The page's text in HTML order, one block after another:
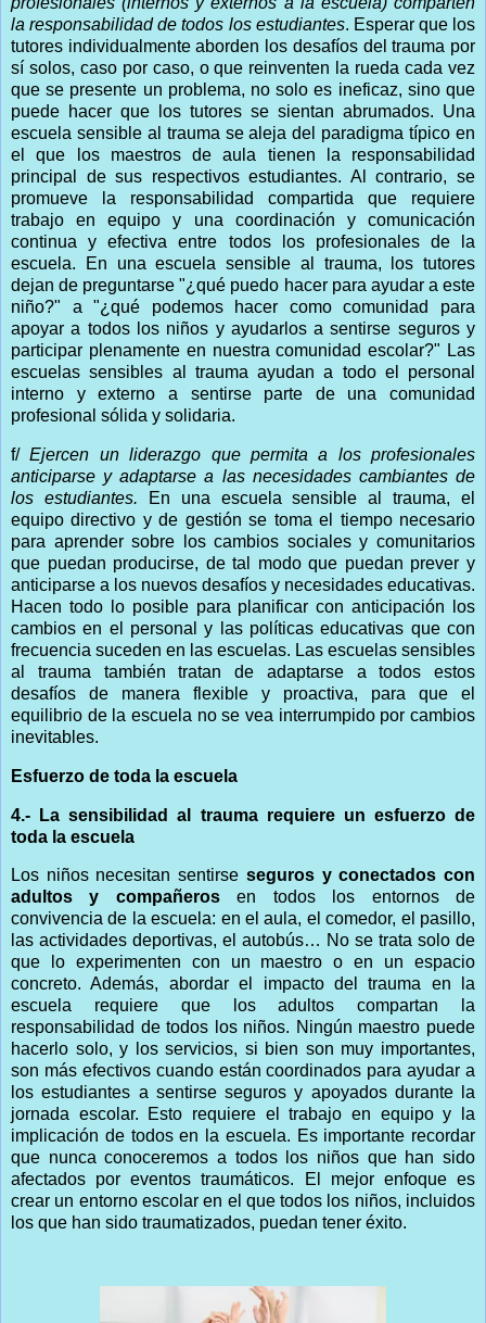
la responsabilidad de todos los estudiantes. Esperar que los
tutores individualmente aborden los desafíos del trauma por
sí solos, caso por caso, o que reinventen la rueda cada vez
que se presente un problema, no solo es ineficaz, sino que
puede hacer que los tutores se sientan abrumados. Una
escuela sensible al trauma se aleja del paradigma típico en
el que los maestros de aula tienen la responsabilidad
principal de sus respectivos estudiantes. Al contrario, se
promueve la responsabilidad compartida que requiere
trabajo en equipo y una coordinación y comunicación
continua y efectiva entre todos los profesionales de la
escuela. En una escuela sensible al trauma, los tutores
dejan de preguntarse "¿qué puedo hacer para ayudar a este
niño?" a "¿qué podemos hacer como comunidad para
apoyar a todos los niños y ayudarlos a sentirse seguros y
participar plenamente en nuestra comunidad escolar?" Las
escuelas sensibles al trauma ayudan a todo el personal
interno y externo a sentirse parte de una comunidad
profesional sólida y solidaria.
f/Ejercen un liderazgo que permita a los profesionales
anticiparse y adaptarse a las necesidades cambiantes de
los estudiantes. En una escuela sensible al trauma, el
equipo directivo y de gestión se toma el tiempo necesario
para aprender sobre los cambios sociales y comunitarios
que puedan producirse, de tal modo que puedan prever y
anticiparse a los nuevos desafíos y necesidades educativas.
Hacen todo lo posible para planificar con anticipación los
cambios en el personal y las políticas educativas que con
frecuencia suceden en las escuelas. Las escuelas sensibles
al trauma también tratan de adaptarse a todos estos
desafíos de manera flexible y proactiva, para que el
equilibrio de la escuela no se vea interrumpido por cambios
inevitables.
Esfuerzo de toda la escuela
4.- La sensibilidad al trauma requiere un esfuerzo de
toda la escuela
Los niños necesitan sentirse seguros y conectados con
adultos y compañerosen todos los entornos de
convivencia de la escuela: en el aula, el comedor, el pasillo,
las actividades deportivas, el autobús… No se trata solo de
que lo experimenten con un maestro o en un espacio
concreto. Además, abordar el impacto del trauma en la
escuela requiere que los adultos compartan la
responsabilidad de todos los niños. Ningún maestro puede
hacerlo solo, y los servicios, si bien son muy importantes,
son más efectivos cuando están coordinados para ayudar a
los estudiantes a sentirse seguros y apoyados durante la
jornada escolar. Esto requiere el trabajo en equipo y la
implicación de todos en la escuela. Es importante recordar
que nunca conoceremos a todos los niños que han sido
afectados por eventos traumáticos. El mejor enfoque es
crear un entorno escolar en el que todos los niños, incluidos
los que han sido traumatizados, puedan tener éxito.